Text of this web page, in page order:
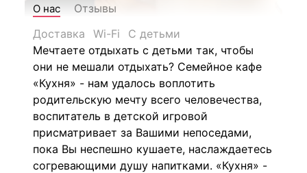
О нас
Отзывы
Доставка
Wi-Fi
С детьми
Мечтаете отдыхать с детьми так, чтобы
они не мешали отдыхать? Семейное кафе
«Кухня» - нам удалось воплотить
родительскую мечту всего человечества,
воспитатель в детской игровой
присматривает за Вашими непоседами,
пока Вы неспешно кушаете, наслаждаетесь
согревающими душу напитками. «Кухня» -